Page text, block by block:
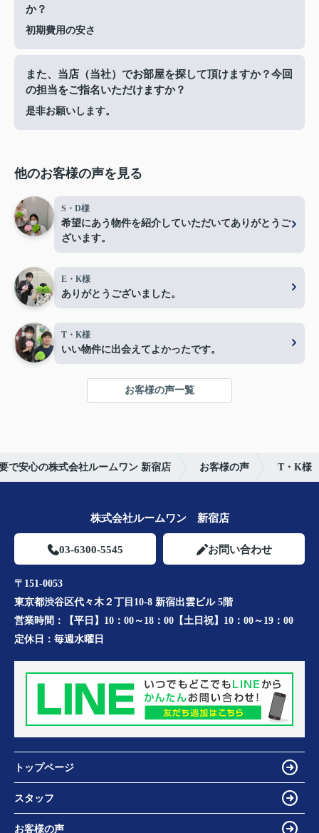
か？
初期費用の安さ
また、当店（当社）でお部屋を探して頂けますか？今回
の担当をご指名いただけますか？
是非お願いします。
他のお客様の声を見る
S・D様
希望にあう物件を紹介していただいてありがとうご
ざいます。
E・K様
ありがとうございました。
T・K様
いい物件に出会えてよかったです。
お客様の声一覧
で安心の株式会社ルームワン 新宿店 お客様の声 T・K様
株式会社ルームワン 新宿店
03-6300-5545 お問い合わせ
〒151-0053
東京都渋谷区代々木２丁目10-8 新宿出雲ビル 5階
営業時間：
【平日】10：00～18：00【土日祝】10：00～19：00
定休日： 毎週水曜日
トップページ
スタッフ
お客様の声